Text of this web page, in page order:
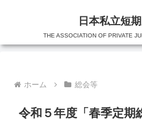
日本私立短
THE ASSOCIATION OF PRIVATE
ホーム 総会等
令和５年度「春季定期